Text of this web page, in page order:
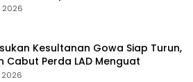
2026
Kesultanan Gowa Siap Turun,
Cabut Perda LAD Menguat